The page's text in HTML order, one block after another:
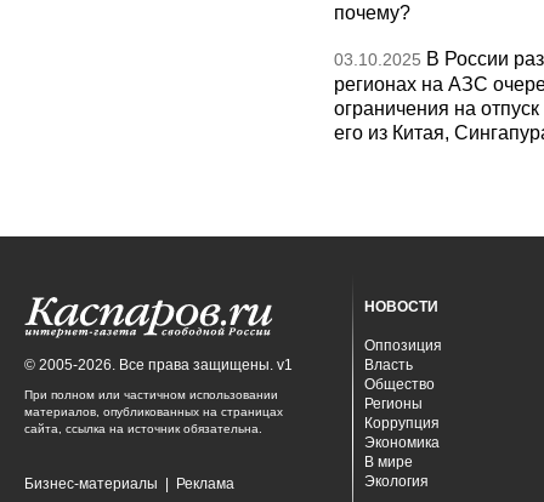
почему?
03.10.2025 В России
регионах на АЗС
ограничения на
его из Китая,
© 2005-2026. Все права защищены. v1
При полном или частичном использовании
материалов, опубликованных на страницах
сайта, ссылка на источник обязательна.
Бизнес-материалы Реклама
НОВОСТИ
Оппозиция
Власть
Общество
Регионы
Коррупция
Экономика
В мире
Экология